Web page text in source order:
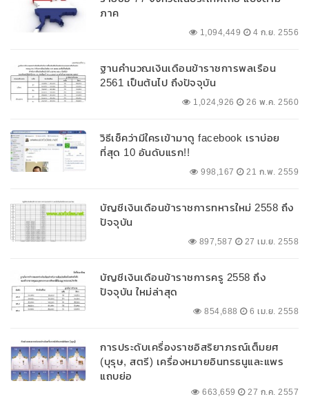
ภาค
1,094,449 4 ก.ย. 2556
ฐานคำนวณเงินเดือนข้าราชการพลเรือน
2561 เป็นต้นไป ถึงปัจจุบัน
1,024,926 26 พ.ค. 2560
วิธีเช็คว่ามีใครเข้ามาดู facebook เราบ่อย
ที่สุด 10 อันดับแรก!!
998,167 21 ก.พ. 2559
บัญชีเงินเดือนข้าราชการทหารใหม่ 2558 ถึง
ปัจจุบัน
897,587 27 เม.ย. 2558
บัญชีเงินเดือนข้าราชการครู 2558 ถึง
ปัจจุบัน ใหม่ล่าสุด
854,688 6 เม.ย. 2558
การประดับเครื่องราชอิสริยาภรณ์เต็มยศ
(บุรุษ, สตรี) เครื่องหมายอินทรธนูและแพร
แถบย่อ
663,659 27 ก.ค. 2557